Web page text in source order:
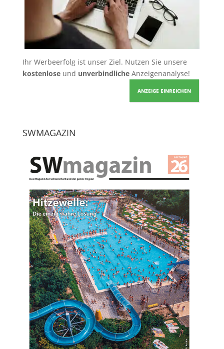
Ihr Werbeerfolg ist unser Ziel. Nutzen Sie unsere
kostenloseund unverbindlicheAnzeigenanalyse!
ANZEIGE EINREICHEN
SWMAGAZIN